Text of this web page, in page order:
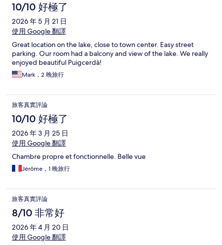
10/10 好極了
2026 年 5 月 21 日
使用 Google 翻譯
Great location on the lake, close to town center. Easy street
parking. Our room had a balcony and view of the lake. We really
enjoyed beautiful Puigcerdà!
Mark，2 晚旅行
旅客真實評論
10/10 好極了
2026 年 3 月 25 日
使用 Google 翻譯
Chambre propre et fonctionnelle. Belle vue
Jérôme，1 晚旅行
旅客真實評論
8/10 非常好
2026 年 4 月 20 日
使用 Google 翻譯